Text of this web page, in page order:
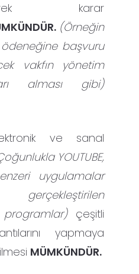
karar
(Örneğin
ödeneğine başvuru
vakfın yönetim
alması gibi)
ve sanal
YOUTUBE,
uygulamalar
gerçekleştirilen
çeşitli
yapmaya
MÜMKÜNDÜR.